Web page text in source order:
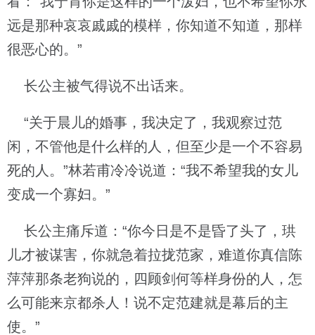
远是那种哀哀戚戚的模样，你知道不知道，那样
很恶心的。”
长公主被气得说不出话来。
“关于晨儿的婚事，我决定了，我观察过范
闲，不管他是什么样的人，但至少是一个不容易
死的人。”林若甫冷冷说道：“我不希望我的女儿
变成一个寡妇。”
长公主痛斥道：“你今日是不是昏了头了，珙
儿才被谋害，你就急着拉拢范家，难道你真信陈
萍萍那条老狗说的，四顾剑何等样身份的人，怎
么可能来京都杀人！说不定范建就是幕后的主
使。”